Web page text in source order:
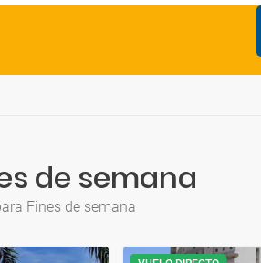
de semana
Fines de semana